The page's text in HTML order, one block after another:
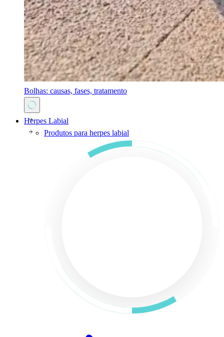
Bolhas: causas, fases, tratamento
Herpes Labial
Produtos para herpes labial